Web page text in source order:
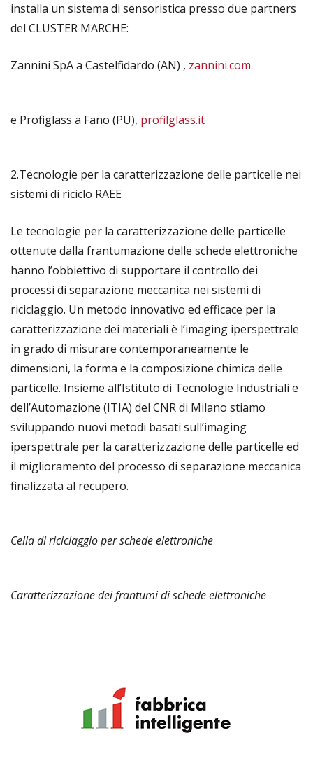
installa un sistema di sensoristica presso due partners
del CLUSTER MARCHE:
Zannini SpA a Castelfidardo (AN) , zannini.com
e Profiglass a Fano (PU), profilglass.it
2.Tecnologie per la caratterizzazione delle particelle nei
sistemi di riciclo RAEE
Le tecnologie per la caratterizzazione delle particelle
ottenute dalla frantumazione delle schede elettroniche
hanno l’obbiettivo di supportare il controllo dei
processi di separazione meccanica nei sistemi di
riciclaggio. Un metodo innovativo ed efficace per la
caratterizzazione dei materiali è l’imaging iperspettrale
in grado di misurare contemporaneamente le
dimensioni, la forma e la composizione chimica delle
particelle. Insieme all’Istituto di Tecnologie Industriali e
dell’Automazione (ITIA) del CNR di Milano stiamo
sviluppando nuovi metodi basati sull’imaging
iperspettrale per la caratterizzazione delle particelle ed
il miglioramento del processo di separazione meccanica
finalizzata al recupero.
Cella di riciclaggio per schede elettroniche
Caratterizzazione dei frantumi di schede elettroniche